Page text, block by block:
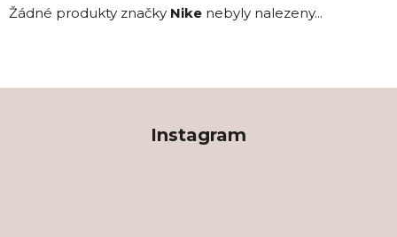
Žádné produkty značky Nike nebyly nalezeny...
Instagram